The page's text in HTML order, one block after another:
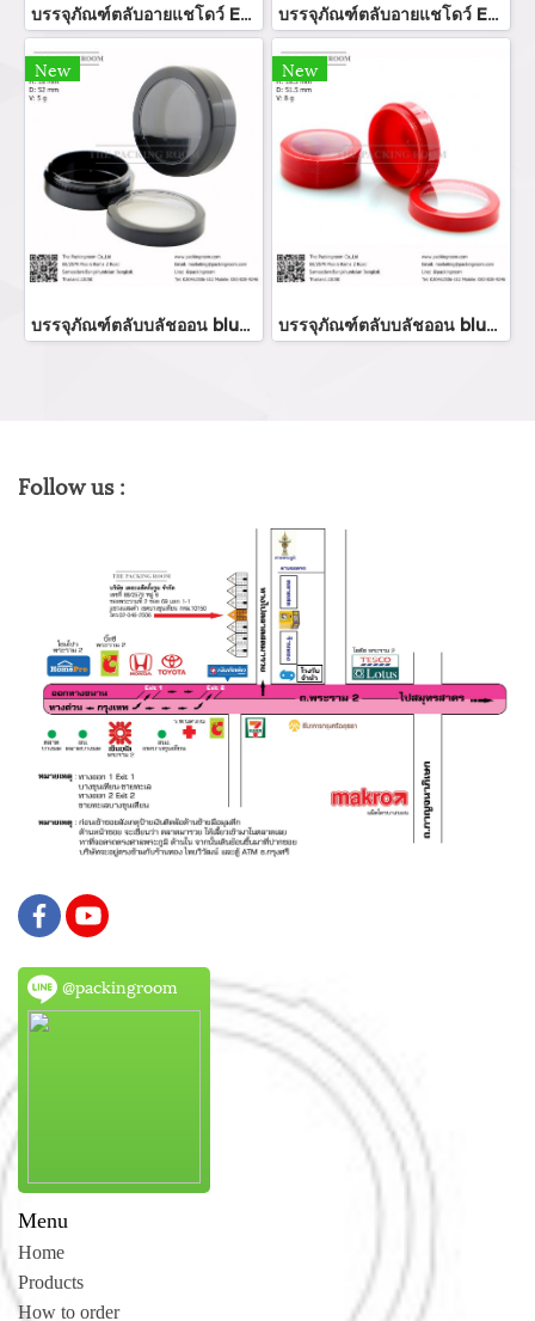
บรรจุภัณฑ์ตลับอายแชโดว์ Eyeshadow package บรรจุภัณฑ์เครื่องสำอาง บรรจุภัณฑ์ตลับอายแชโดว์ Eyeshadow package บรรจุภัณฑ์เครื่องสำอาง
New
บรรจุภัณฑ์ตลับบลัชออน blush on packaging ร้านขายบรรจุภัณฑ์ จำหน่ายบรรจุภัณฑ์เครื่องสำอางทุกประเภท
New
บรรจุภัณฑ์ตลับบลัชออน blush on packaging ร้านขายบรรจุภัณฑ์ จำหน่ายบรรจุภัณฑ์เครื่องสำอางทุกประเภท
Follow us :
@packingroom
Menu
Home
Products
How to order